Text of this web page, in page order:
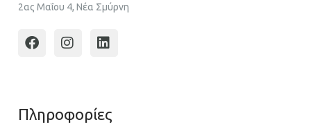
2ας Μαΐου 4, Νέα Σμύρνη
Πληροφoρίες